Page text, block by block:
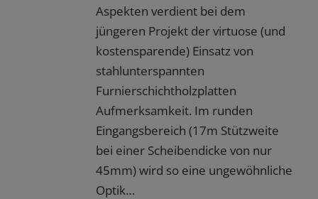
Aspekten verdient bei dem
jüngeren Projekt der virtuose (und
kostensparende) Einsatz von
stahlunterspannten
Furnierschichtholzplatten
Aufmerksamkeit. Im runden
Eingangsbereich (17m Stützweite
bei einer Scheibendicke von nur
45mm) wird so eine ungewöhnliche
Optik…